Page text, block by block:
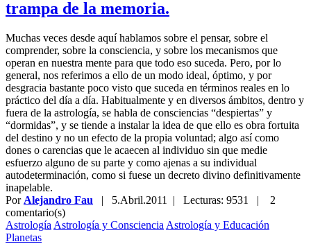
trampa de la memoria.
Muchas veces desde aquí hablamos sobre el pensar, sobre el
comprender, sobre la consciencia, y sobre los mecanismos que
operan en nuestra mente para que todo eso suceda. Pero, por lo
general, nos referimos a ello de un modo ideal, óptimo, y por
desgracia bastante poco visto que suceda en términos reales en lo
práctico del día a día. Habitualmente y en diversos ámbitos, dentro y
fuera de la astrología, se habla de consciencias “despiertas” y
“dormidas”, y se tiende a instalar la idea de que ello es obra fortuita
del destino y no un efecto de la propia voluntad; algo así como
dones o carencias que le acaecen al individuo sin que medie
esfuerzo alguno de su parte y como ajenas a su individual
autodeterminación, como si fuese un decreto divino definitivamente
inapelable.
Por Alejandro Fau | 5.Abril.2011 | Lecturas: 9531 |
2
comentario(s)
Astrología Astrología y Consciencia Astrología y Educación
Planetas